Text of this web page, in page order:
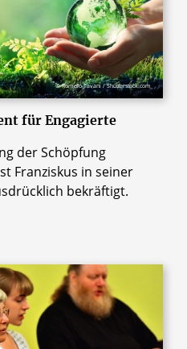
© Romolo Tavani / Shutterstock.com
für Engagierte
der Schöpfung
Franziskus in seiner
bekräftigt.